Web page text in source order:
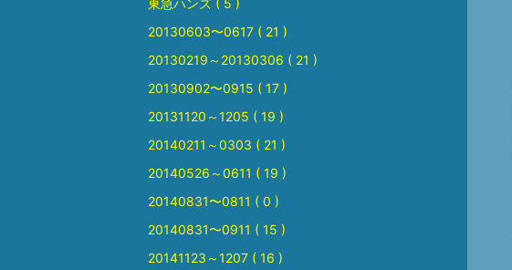
東急ハンズ ( 5 )
20130603〜0617 ( 21 )
20130219～20130306 ( 21 )
20130902〜0915 ( 17 )
20131120～1205 ( 19 )
20140211～0303 ( 21 )
20140526～0611 ( 19 )
20140831〜0811 ( 0 )
20140831〜0911 ( 15 )
20141123～1207 ( 16 )